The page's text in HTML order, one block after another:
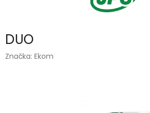
DUO
Značka: Ekom